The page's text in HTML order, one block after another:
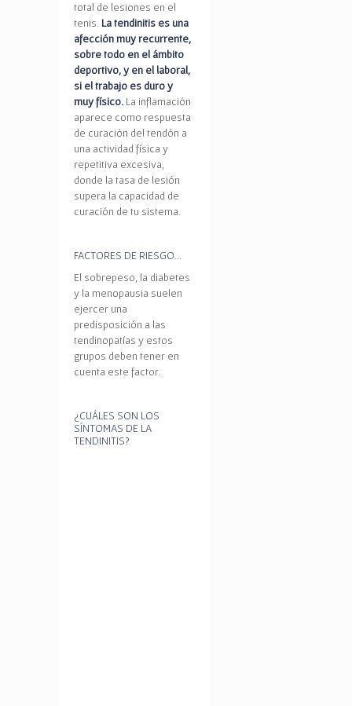
total de lesiones en el
tenis. La tendinitis es una
afección muy recurrente,
sobre todo en el ámbito
deportivo, y en el laboral,
si el trabajo es duro y
muy físico. La inflamación
aparece como respuesta
de curación del tendón a
una actividad física y
repetitiva excesiva,
donde la tasa de lesión
supera la capacidad de
curación de tu sistema.
FACTORES DE RIESGO…
El sobrepeso, la diabetes
y la menopausia suelen
ejercer una
predisposición a las
tendinopatías y estos
grupos deben tener en
cuenta este factor.
¿CUÁLES SON LOS
SÍNTOMAS DE LA
TENDINITIS?